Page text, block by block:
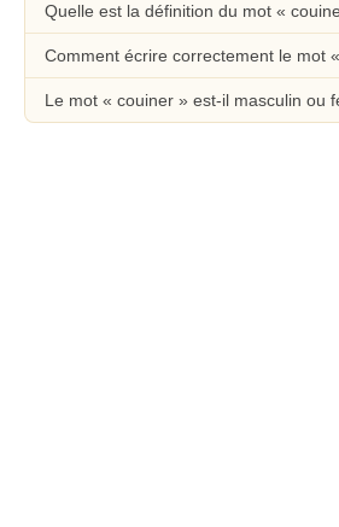
Quelle est la définition du mot «
Comment écrire correctement le mot
Le mot « couiner » est-il masculin ou